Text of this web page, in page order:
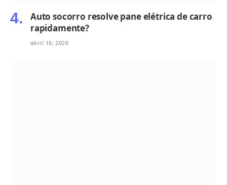
Auto socorro resolve pane elétrica de carro
rapidamente?
abril 16, 2026